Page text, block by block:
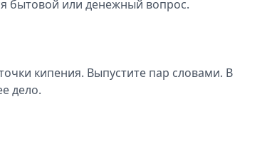
бытовой или денежный вопрос.
кипения. Выпустите пар словами. В
дело.